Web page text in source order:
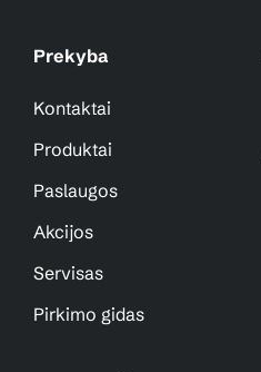
Prekyba
Kontaktai
Produktai
Paslaugos
Akcijos
Servisas
Pirkimo gidas